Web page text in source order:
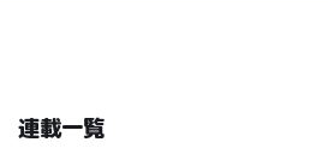
連載一覧